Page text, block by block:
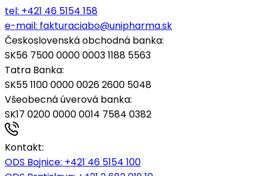
tel: +421 46 5154 158
e-mail: fakturaciabo@unipharma.sk
Československá obchodná banka:
SK56 7500 0000 0003 1188 5563
Tatra Banka:
SK55 1100 0000 0026 2600 5048
Všeobecná úverová banka:
SK17 0200 0000 0014 7584 0382
Kontakt:
ODS Bojnice: +421 46 5154 100